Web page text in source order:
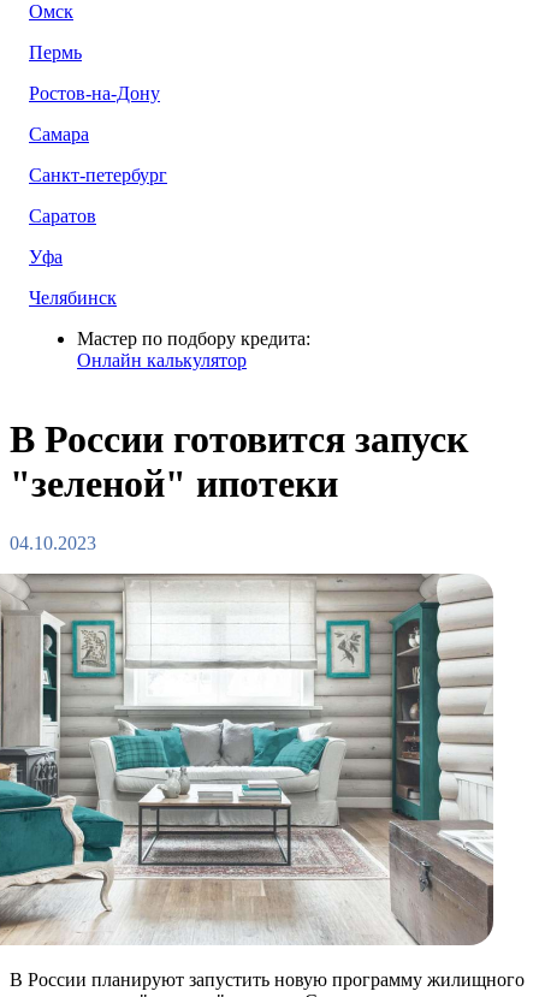
Омск
Пермь
Ростов-на-Дону
Самара
Санкт-петербург
Саратов
Уфа
Челябинск
Мастер по подбору кредита:
Онлайн калькулятор
В России готовится запуск
"зеленой" ипотеки
04.10.2023
В России планируют запустить новую программу жилищного